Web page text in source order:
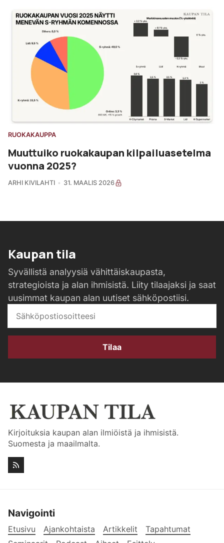
RUOKAKAUPPA
Muuttuiko ruokakaupan kilpailuasetelma
vuonna 2025?
ARHI KIVILAHTI 31. MAALIS 2026
Kaupan tila
Syvällistä analyysiä vähittäiskaupasta,
strategioista ja alan ihmisistä. Liity tilaajaksi ja saat
uusimmat kaupan alan uutiset sähköpostiisi.
Tilaa
Kirjoituksia kaupan alan ilmiöistä ja ihmisistä.
Suomesta ja maailmalta.
Navigointi
Etusivu Ajankohtaista Artikkelit
Tapahtumat